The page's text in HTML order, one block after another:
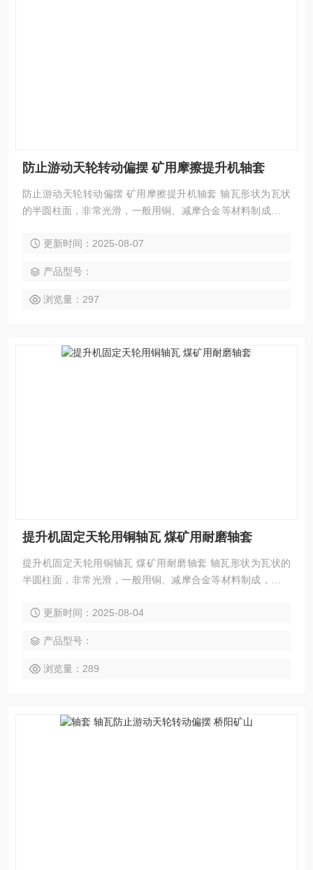
防止游动天轮转动偏摆 矿用摩擦提升机轴套
防止游动天轮转动偏摆 矿用摩擦提升机轴套 轴瓦形状为瓦状
的半圆柱面，非常光滑，一般用铜、减摩合金等材料制成，在
轴套 多绳摩擦提升机轴套
更新时间：2025-08-07
产品型号：
浏览量：297
提升机固定天轮用铜轴瓦 煤矿用耐磨轴套
提升机固定天轮用铜轴瓦 煤矿用耐磨轴套 轴瓦形状为瓦状的
半圆柱面，非常光滑，一般用铜、减摩合金等材料制成，在特
套 多绳摩擦提升机轴套
更新时间：2025-08-04
产品型号：
浏览量：289